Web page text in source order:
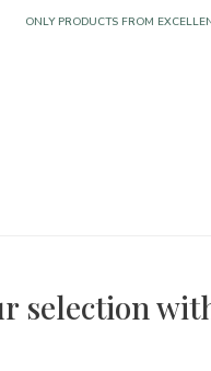
selection
ONLY PRODUCTS FROM